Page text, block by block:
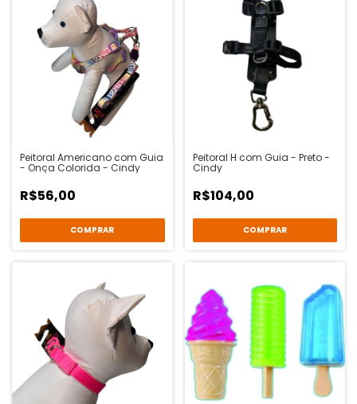
Peitoral Americano com Guia
- Onça Colorida - Cindy
R$56,00
COMPRAR
Peitoral H com Guia - Preto -
Cindy
R$104,00
COMPRAR